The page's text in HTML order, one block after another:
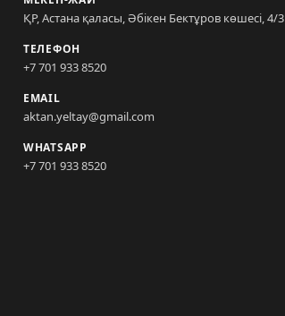
ҚР, Астана қаласы, Әбікен Бектұров көшесі, 4/3
ТЕЛЕФОН
+7 701 933 8520
EMAIL
aktan.yeltay@gmail.com
WHATSAPP
+7 701 933 8520